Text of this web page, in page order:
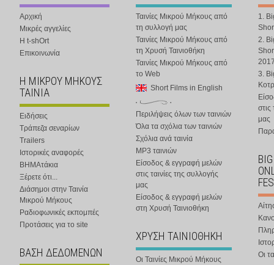
Αρχική
Μικρές αγγελίες
Η t-shOrt
Επικοινωνία
Η ΜΙΚΡΟΥ ΜΗΚΟΥΣ
ΤΑΙΝΙΑ
Ειδήσεις
Τράπεζα σεναρίων
Trailers
Ιστορικές αναφορές
ΒΗΜΑτάκια
Ξέρετε ότι...
Διάσημοι στην Ταινία
Μικρού Μήκους
Ραδιοφωνικές εκπομπές
Προτάσεις για το site
ΒΑΣΗ ΔΕΔΟΜΕΝΩΝ
Ταινίες Μικρού Μήκους από
τη συλλογή μας
Ταινίες Μικρού Μήκους από
τη Χρυσή Ταινιοθήκη
Ταινίες Μικρού Μήκους από
το Web
Short Films in English
Περιλήψεις όλων των ταινιών
Όλα τα σχόλια των ταινιών
Σχόλια ανά ταινία
MP3 ταινιών
Είσοδος & εγγραφή μελών
στις ταινίες της συλλογής
μας
Είσοδος & εγγραφή μελών
στη Χρυσή Ταινιοθήκη
ΧΡΥΣΗ ΤΑΙΝΙΟΘΗΚΗ
Οι Ταινίες Μικρού Μήκους
1.
2.
3.
στις
μας
Οι